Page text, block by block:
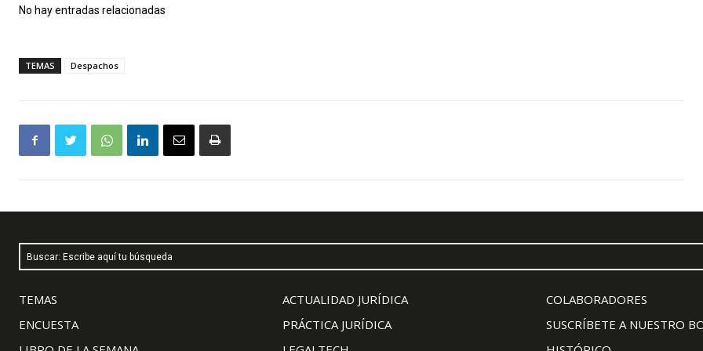
No hay entradas relacionadas
TEMAS Despachos
Buscar: Escribe aquí tu búsqueda
TEMAS
ENCUESTA
ACTUALIDAD JURÍDICA
PRÁCTICA JURÍDICA
COLABORADORES
SUSCRÍBETE A NUESTRO